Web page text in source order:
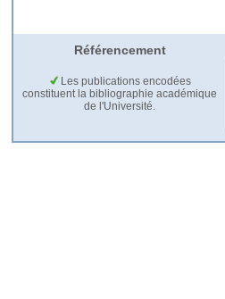
Référencement
Les publications encodées
constituent la bibliographie académique
de l'Université.